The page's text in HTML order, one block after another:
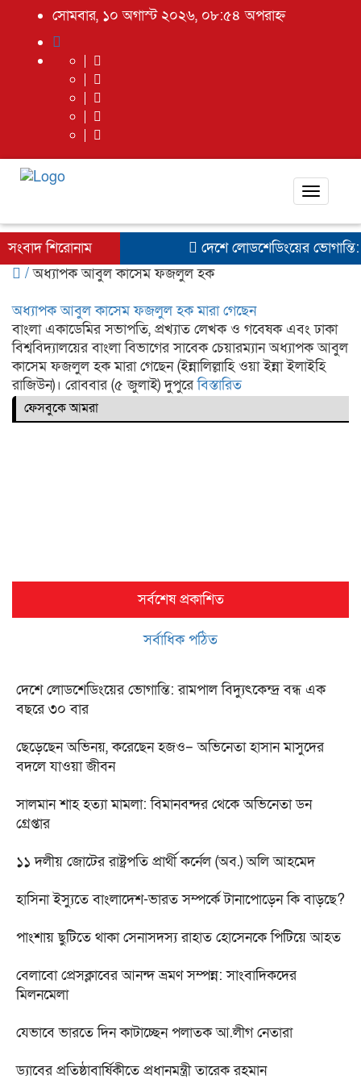
সোমবার, ১০ অগাস্ট ২০২৬, ০৮:৫৪ অপরাহ্ন
Toggle
সংবাদ শিরোনাম
দেশে লোডশেডিংয়ের
/অধ্যাপক আবুল কাসেম ফজলুল হক
অধ্যাপক আবুল কাসেম ফজলুল হক মারা গেছেন
বাংলা একাডেমির সভাপতি, প্রখ্যাত লেখক ও গবেষক এবং ঢাকা
বিশ্ববিদ্যালয়ের বাংলা বিভাগের সাবেক চেয়ারম্যান অধ্যাপক আবুল
কাসেম ফজলুল হক মারা গেছেন (ইন্নালিল্লাহি ওয়া ইন্না ইলাইহি
রাজিউন)। রোববার (৫ জুলাই) দুপুরেবিস্তারিত
ফেসবুকে আমরা
সর্বশেষ প্রকাশিত
সর্বাধিক পঠিত
দেশে লোডশেডিংয়ের ভোগান্তি: রামপাল বিদ্যুৎকেন্দ্র বন্ধ এক
বছরে ৩০ বার
ছেড়েছেন অভিনয়, করেছেন হজও– অভিনেতা হাসান মাসুদের
বদলে যাওয়া জীবন
সালমান শাহ হত্যা মামলা: বিমানবন্দর থেকে অভিনেতা ডন
গ্রেপ্তার
১১ দলীয় জোটের রাষ্ট্রপতি প্রার্থী কর্নেল (অব.) অলি আহমেদ
হাসিনা ইস্যুতে বাংলাদেশ-ভারত সম্পর্কে টানাপোড়েন কি বাড়ছে?
পাংশায় ছুটিতে থাকা সেনাসদস্য রাহাত হোসেনকে পিটিয়ে আহত
বেলাবো প্রেসক্লাবের আনন্দ ভ্রমণ সম্পন্ন: সাংবাদিকদের
মিলনমেলা
যেভাবে ভারতে দিন কাটাচ্ছেন পলাতক আ.লীগ নেতারা
ড্যাবের প্রতিষ্ঠাবার্ষিকীতে প্রধানমন্ত্রী তারেক রহমান